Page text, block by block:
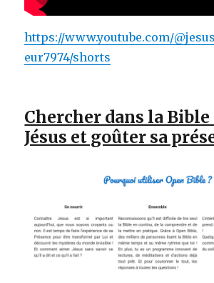
https://www.youtube.com/
eur7974/shorts
Chercher dans la
Jésus et goûter sa